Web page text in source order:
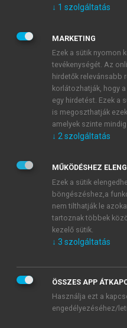
JELSZÓ
JELSZÓ ÚJRA
Kérek értesítést a
Kérek értesítést az
Adatkezelési
veszem és elfogadom.
Általános vásárlási
mersz.huoldalak
tudomásul veszem és
↓ 1 szolgáltatás
MARKETING
Ezek a sütik nyomon
tevékenységét. Az
hirdetők relevánsabb
korlátozhatják, hogy
egy hirdetést. Ezek a
is megoszthatják
amelyek szinte
↓ 2 szolgáltatás
MŰKÖDÉSHEZ
Ezek a sütik
böngészéshez,a
nem tilthatják le
tartoznak többek
kezelő sütik.
↓ 3 szolgáltatás
ÖSSZES APP
Használja ezt a
engedélyezéséhez/